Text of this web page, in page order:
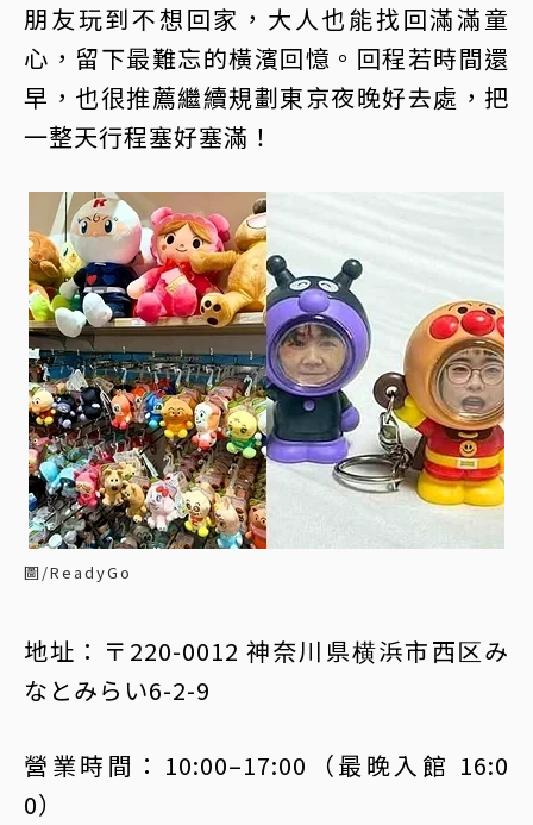
朋友玩到不想回家，大人也能找回滿滿童
心，留下最難忘的橫濱回憶。回程若時間還
早，也很推薦繼續規劃東京夜晚好去處，把
一整天行程塞好塞滿！
圖/ReadyGo
地址：〒220-0012 神奈川県横浜市西区み
なとみらい6-2-9
營業時間：10:00–17:00（最晚入館 16:0
0）